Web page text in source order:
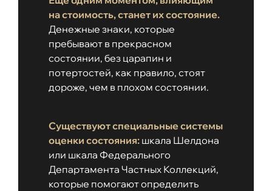
на стоимость, станет их состояние.
Денежные знаки, которые
пребывают в прекрасном
состоянии, без царапин и
потертостей, как правило, стоят
дороже, чем в плохом состоянии.
Существуют специальные системы
оценки состояния: шкала Шелдона
или шкала Федерального
Департамента Частных Коллекций,
которые помогают определить